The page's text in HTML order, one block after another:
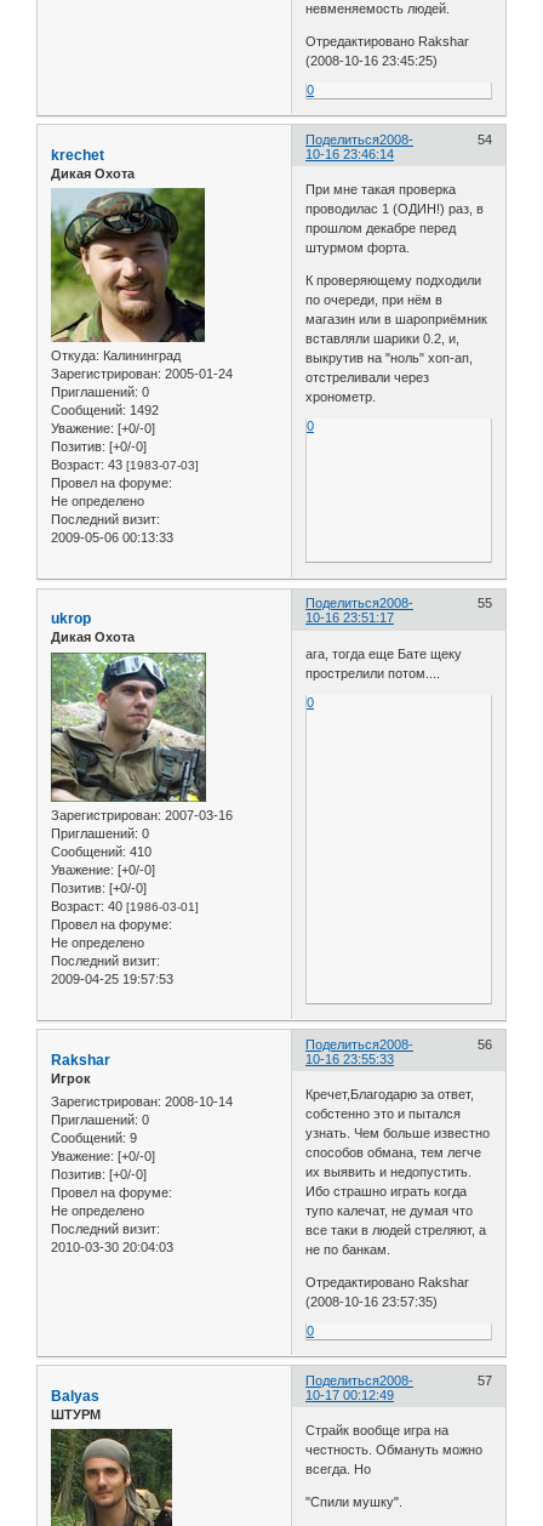
невменяемость людей.
Отредактировано Rakshar
(2008-10-16 23:45:25)
0
Поделиться 54
2008-
10-16 23:46:14
krechet
Дикая Охота
Откуда: Калининград
Зарегистрирован: 2005-01-24
Приглашений: 0
Сообщений: 1492
Уважение: [+0/-0]
Позитив: [+0/-0]
Возраст: 43 [1983-07-03]
Провел на форуме:
Не определено
Последний визит:
2009-05-06 00:13:33
При мне такая проверка
проводилас 1 (ОДИН!) раз, в
прошлом декабре перед
штурмом форта.
К проверяющему подходили
по очереди, при нём в
магазин или в шароприёмник
вставляли шарики 0.2, и,
выкрутив на "ноль" хоп-ап,
отстреливали через
хронометр.
0
Поделиться 55
2008-
10-16 23:51:17
ukrop
Дикая Охота
Зарегистрирован: 2007-03-16
Приглашений: 0
Сообщений: 410
Уважение: [+0/-0]
Позитив: [+0/-0]
Возраст: 40 [1986-03-01]
Провел на форуме:
Не определено
Последний визит:
2009-04-25 19:57:53
ага, тогда еще Бате щеку
прострелили потом....
0
Поделиться 56
2008-
10-16 23:55:33
Rakshar
Игрок
Зарегистрирован: 2008-10-14
Приглашений: 0
Сообщений: 9
Уважение: [+0/-0]
Позитив: [+0/-0]
Провел на форуме:
Не определено
Последний визит:
2010-03-30 20:04:03
Кречет,Благодарю за ответ,
собстенно это и пытался
узнать. Чем больше известно
способов обмана, тем легче
их выявить и недопустить.
Ибо страшно играть когда
тупо калечат, не думая что
все таки в людей стреляют, а
не по банкам.
Отредактировано Rakshar
(2008-10-16 23:57:35)
0
Поделиться 57
2008-
10-17 00:12:49
Balyas
ШТУРМ
Страйк вообще игра на
честность. Обмануть можно
всегда. Но
"Спили мушку".